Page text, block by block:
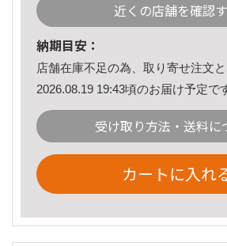
近くの店舗を確認
納期目安：
店舗在庫不足の為、取り寄せ注文と
2026.08.19 19:43頃のお届け予定で
受け取り方法・送料に
カートに入れ